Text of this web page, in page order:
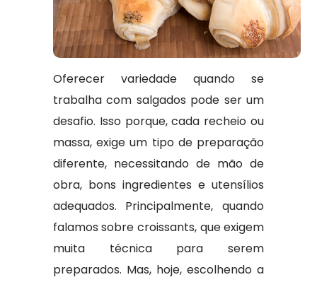
Oferecer variedade quando se
trabalha com salgados pode ser um
desafio. Isso porque, cada recheio ou
massa, exige um tipo de preparação
diferente, necessitando de mão de
obra, bons ingredientes e utensílios
adequados. Principalmente, quando
falamos sobre croissants, que exigem
muita técnica para serem
preparados. Mas, hoje, escolhendo a